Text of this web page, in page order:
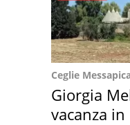
Ceglie
Giorgia
vacanza